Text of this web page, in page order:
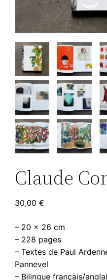
Claude
30,00€
– 20 x 26 cm
– 228 pages
– Textes de Paul
Pannevel
– Bilingue français/